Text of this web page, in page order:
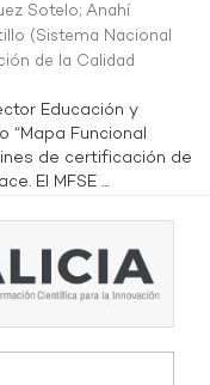
Sotelo; Anahí
(Sistema Nacional
de la Calidad
Educación y
“Mapa Funcional
de certificación de
El MFSE ...